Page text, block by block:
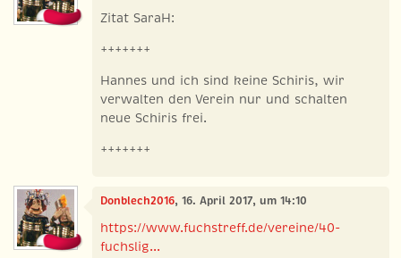
Zitat SaraH:
+++++++
Hannes und ich sind keine Schiris, wir
verwalten den Verein nur und schalten
neue Schiris frei.
+++++++
Donblech2016, 16. April 2017, um 14:10
https://www.fuchstreff.de/vereine/40-
fuchslig...